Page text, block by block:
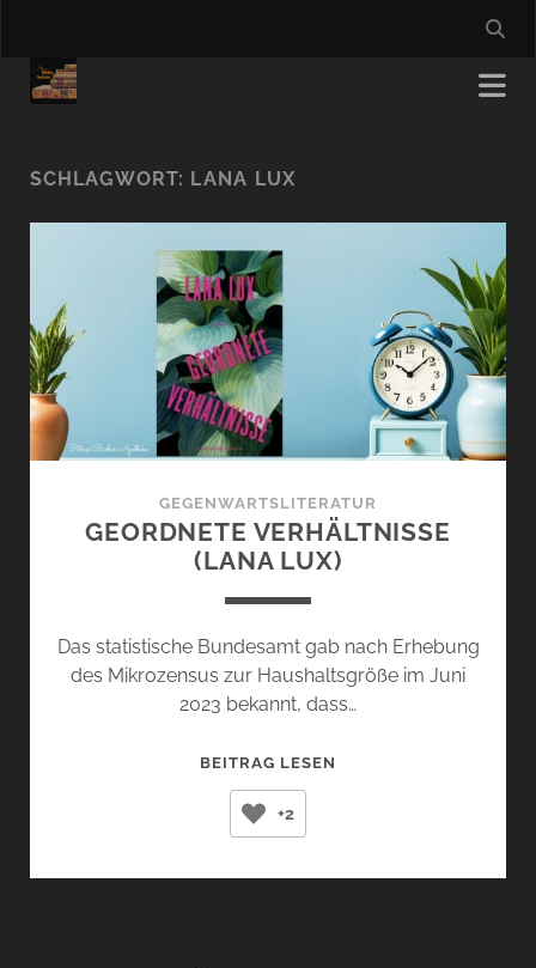
SCHLAGWORT: LANA LUX
GEGENWARTSLITERATUR
GEORDNETE VERHÄLTNISSE
(LANA LUX)
Das statistische Bundesamt gab nach Erhebung
des Mikrozensus zur Haushaltsgröße im Juni
2023 bekannt, dass…
BEITRAG LESEN
+2